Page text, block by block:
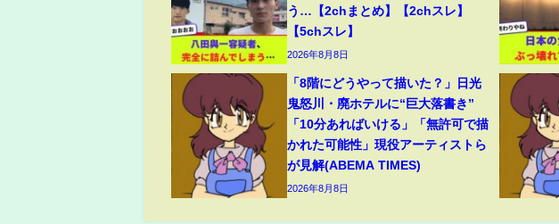
う…【2chまとめ】【2chスレ】
【5chスレ】
2026年8月8日
「8階にどうやって描いた？」日光
鬼怒川・廃ホテルに“巨大落書き”
「10分あればいける」「無許可で描
かれた可能性」現役アーティストら
が見解(ABEMA TIMES)
2026年8月8日